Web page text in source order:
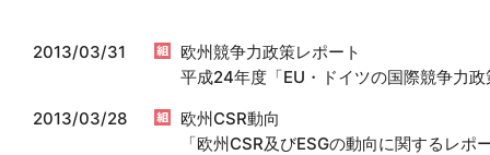
2013/03/31
欧州競争力政策レポート
平成24年度「EU・ドイツの国際競争力
2013/03/28
欧州CSR動向
「欧州CSR及びESGの動向に関するレ